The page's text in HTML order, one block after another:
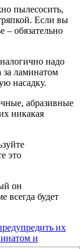
пылесосить,
Если вы
– обязательно
надо
за ламинатом
насадку.
абразивные
никакая
это
он
всегда будет
их
и